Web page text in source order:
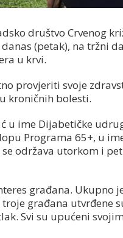
društvo Crvenog
(petak), na tržni
u krvi.
provjeriti svoje
kroničnih bolesti.
u ime Dijabetičke
Programa 65+, u
održava utorkom i
građana. Ukupno
građana utvrđene
Svi su upućeni